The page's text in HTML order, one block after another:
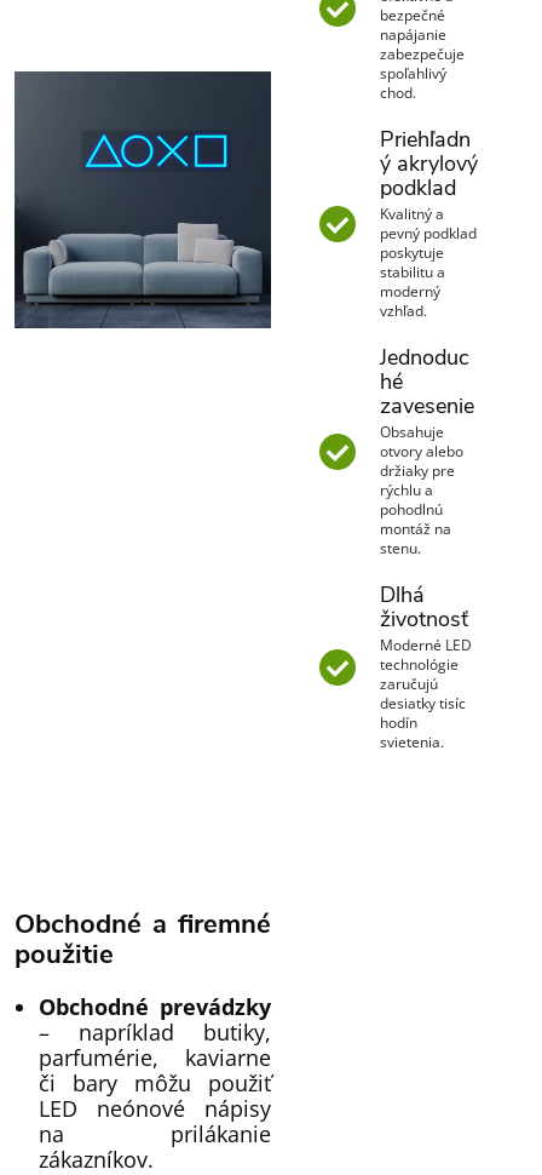
bezpečné
napájanie
zabezpečuje
spoľahlivý
chod.
Priehľadn
ý akrylový
podklad
Kvalitný a
pevný podklad
poskytuje
stabilitu a
moderný
vzhľad.
Jednoduc
hé
zavesenie
Obsahuje
otvory alebo
držiaky pre
rýchlu a
pohodlnú
montáž na
stenu.
Dlhá
životnosť
Moderné LED
technológie
zaručujú
desiatky tisíc
hodín
svietenia.
Obchodné a firemné
použitie
Obchodné prevádzky
– napríklad butiky,
parfumérie, kaviarne
či bary môžu použiť
LED neónové nápisy
na prilákanie
zákazníkov.